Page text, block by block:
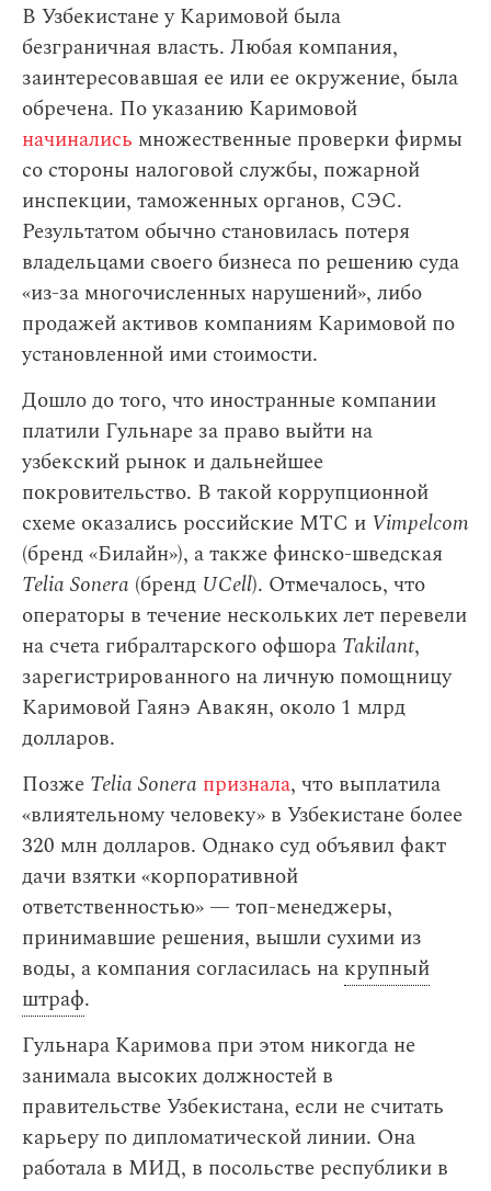
В Узбекистане у Каримовой была
безграничная власть. Любая компания,
заинтересовавшая ее или ее окружение, была
обречена. По указанию Каримовой
начинались множественные проверки фирмы
со стороны налоговой службы, пожарной
инспекции, таможенных органов, СЭС.
Результатом обычно становилась потеря
владельцами своего бизнеса по решению суда
«из-за многочисленных нарушений», либо
продажей активов компаниям Каримовой по
установленной ими стоимости.
Дошло до того, что иностранные компании
платили Гульнаре за право выйти на
узбекский рынок и дальнейшее
покровительство. В такой коррупционной
схеме оказались российские МТС и Vimpelcom
(бренд «Билайн»), а также финско-шведская
Telia Sonera (бренд UCell). Отмечалось, что
операторы в течение нескольких лет перевели
на счета гибралтарского офшора Takilant,
зарегистрированного на личную помощницу
Каримовой Гаянэ Авакян, около 1 млрд
долларов.
Позже Telia Sonera признала, что выплатила
«влиятельному человеку» в Узбекистане более
320 млн долларов. Однако суд объявил факт
дачи взятки «корпоративной
ответственностью» — топ-менеджеры,
принимавшие решения, вышли сухими из
воды, а компания согласилась на крупный
штраф.
Гульнара Каримова при этом никогда не
занимала высоких должностей в
правительстве Узбекистана, если не считать
карьеру по дипломатической линии. Она
работала в МИД, в посольстве республики в